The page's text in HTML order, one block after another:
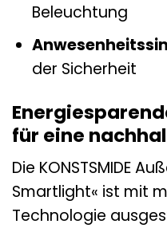
Beleuchtung
der Sicherheit
für eine
Die KONSTSMIDE
Smartlight« ist mit
Technologie